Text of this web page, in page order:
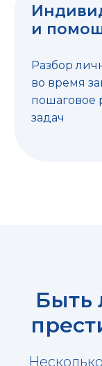
и
Разбор
во время
пошаговое
задач
Быть